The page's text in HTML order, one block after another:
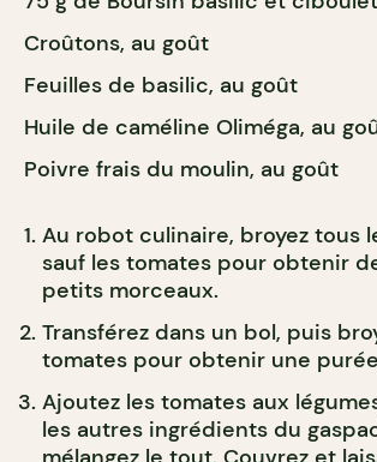
Croûtons, au goût
Feuilles de basilic, au goût
Huile de caméline Oliméga, au
Poivre frais du moulin, au goût
Au robot culinaire, broyez tous
sauf les tomates pour obtenir
petits morceaux.
Transférez dans un bol, puis
tomates pour obtenir une
Ajoutez les tomates aux
les autres ingrédients du